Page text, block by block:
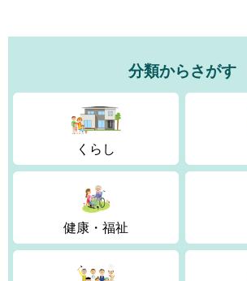
分類からさがす
くらし
健康・福祉